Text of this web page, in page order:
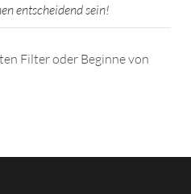
entscheidend sein!
Filter oder Beginne von